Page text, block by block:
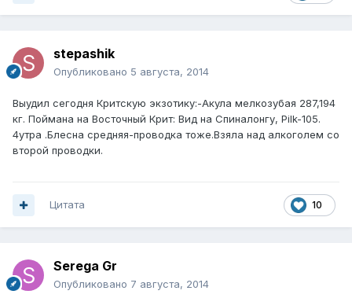
stepashik
Опубликовано 5 августа, 2014
Выудил сегодня Критскую экзотику:-Акула мелкозубая 287,194
кг. Поймана на Восточный Крит: Вид на Спиналонгу, Pilk-105.
4утра .Блесна средняя-проводка тоже.Взяла над алкоголем со
второй проводки.
10
Цитата
Serega Gr
Опубликовано 7 августа, 2014